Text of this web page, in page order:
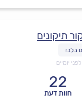
תיקונים
יומיים
22
חוות דעת